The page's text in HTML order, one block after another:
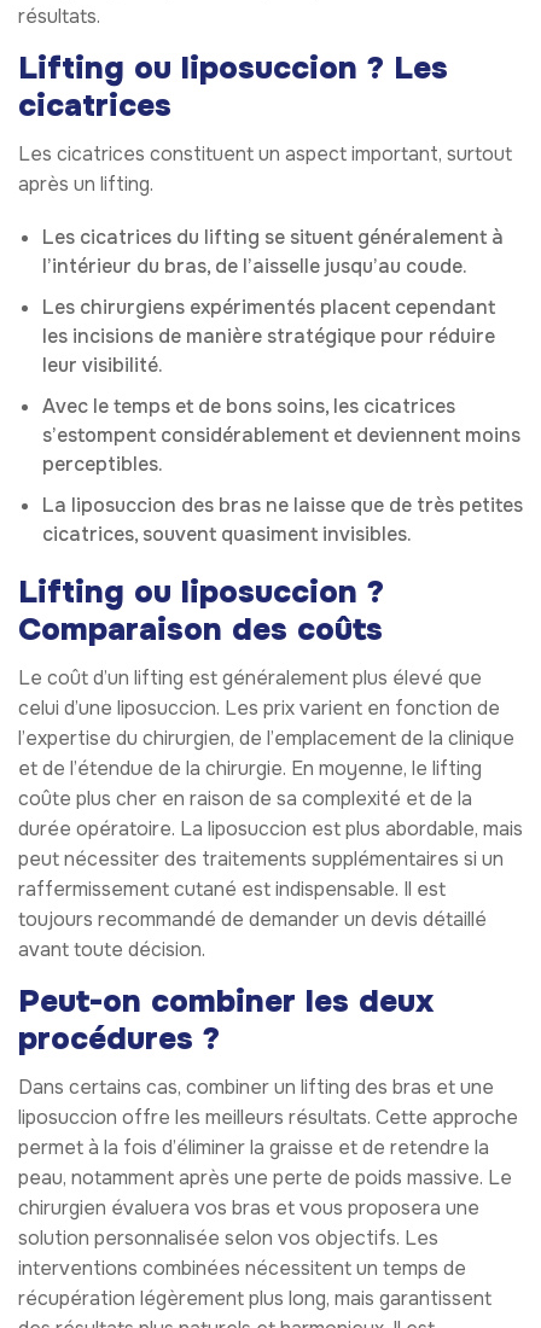
résultats.
Lifting ou liposuccion ? Les
cicatrices
Les cicatrices constituent un aspect important, surtout
après un lifting.
Les cicatrices du lifting se situent généralement à
l’intérieur du bras, de l’aisselle jusqu’au coude.
Les chirurgiens expérimentés placent cependant
les incisions de manière stratégique pour réduire
leur visibilité.
Avec le temps et de bons soins, les cicatrices
s’estompent considérablement et deviennent moins
perceptibles.
La liposuccion des bras ne laisse que de très petites
cicatrices, souvent quasiment invisibles.
Lifting ou liposuccion ?
Comparaison des coûts
Le coût d’un lifting est généralement plus élevé que
celui d’une liposuccion. Les prix varient en fonction de
l’expertise du chirurgien, de l’emplacement de la clinique
et de l’étendue de la chirurgie. En moyenne, le lifting
coûte plus cher en raison de sa complexité et de la
durée opératoire. La liposuccion est plus abordable, mais
peut nécessiter des traitements supplémentaires si un
raffermissement cutané est indispensable. Il est
toujours recommandé de demander un devis détaillé
avant toute décision.
Peut-on combiner les deux
procédures ?
Dans certains cas, combiner un lifting des bras et une
liposuccion offre les meilleurs résultats. Cette approche
permet à la fois d’éliminer la graisse et de retendre la
peau, notamment après une perte de poids massive. Le
chirurgien évaluera vos bras et vous proposera une
solution personnalisée selon vos objectifs. Les
interventions combinées nécessitent un temps de
récupération légèrement plus long, mais garantissent